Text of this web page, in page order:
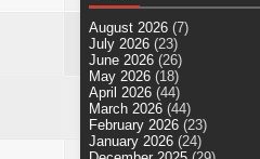
August 2026 (7)
July 2026 (23)
June 2026 (26)
May 2026 (18)
April 2026 (44)
March 2026 (44)
February 2026 (23)
January 2026 (24)